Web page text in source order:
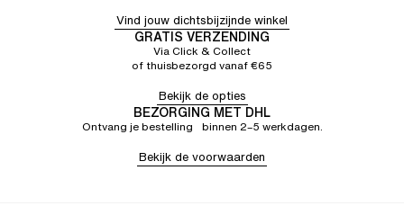
Vind jouw dichtsbijzijnde winkel
GRATIS VERZENDING
Via Click & Collect
of thuisbezorgd vanaf €65
Bekijk de opties
BEZORGING MET DHL
Ontvang je bestelling binnen 2–5 werkdagen.
Bekijk de voorwaarden